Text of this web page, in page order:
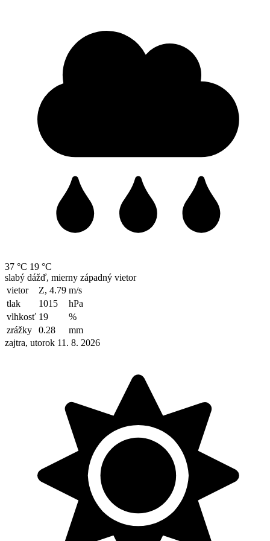
37 °C 19 °C
slabý dážď, mierny západný vietor
vietor
Z, 4.79 m/s
tlak
1015
hPa
vlhkosť 19
%
zrážky
0.28
mm
zajtra, utorok 11. 8. 2026